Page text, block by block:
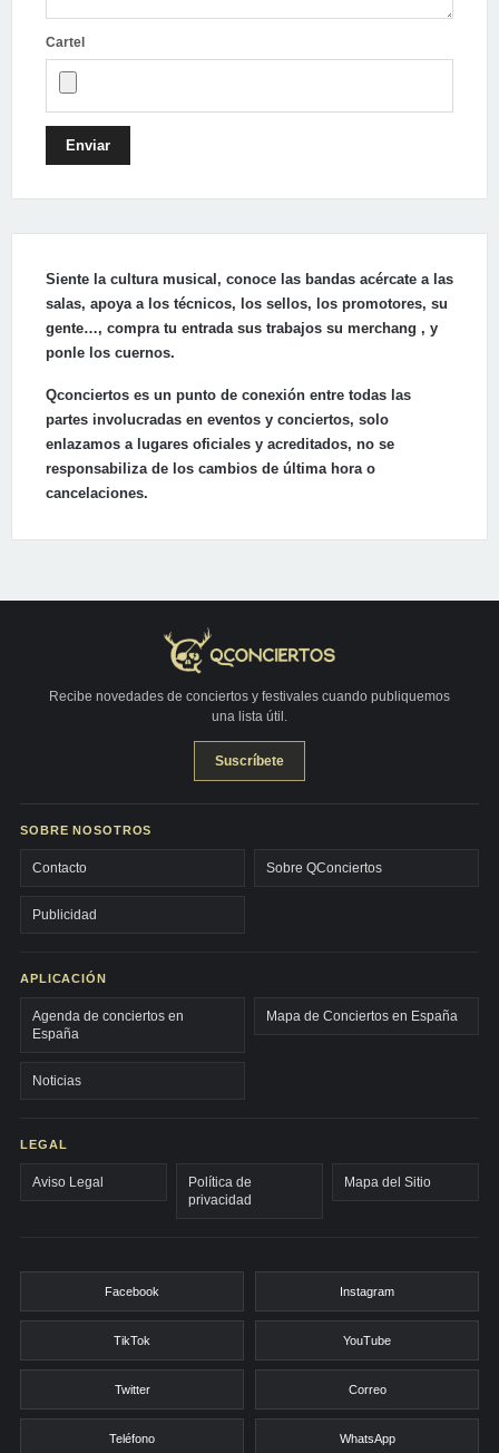
Cartel
Enviar
Siente la cultura musical, conoce las bandas acércate a las
salas, apoya a los técnicos, los sellos, los promotores, su
gente…, compra tu entrada sus trabajos su merchang , y
ponle los cuernos.
Qconciertos es un punto de conexión entre todas las
partes involucradas en eventos y conciertos, solo
enlazamos a lugares oficiales y acreditados, no se
responsabiliza de los cambios de última hora o
cancelaciones.
Recibe novedades de conciertos y festivales cuando publiquemos
una lista útil.
Suscríbete
SOBRE NOSOTROS
Contacto Sobre QConciertos
Publicidad
APLICACIÓN
Agenda de conciertos en
España
Mapa de Conciertos en España
Noticias
LEGAL
Aviso Legal
Política de
privacidad
Mapa del Sitio
Facebook Instagram
TikTok YouTube
Twitter Correo
Teléfono WhatsApp